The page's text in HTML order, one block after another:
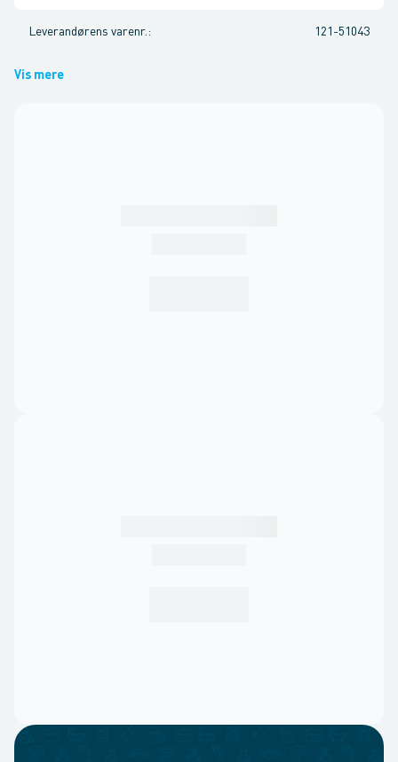
Leverandørens varenr. : 121-51043
Vis mere